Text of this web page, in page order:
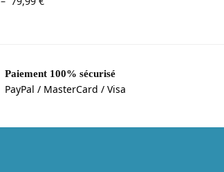
Paiement 100% sécurisé
PayPal / MasterCard / Visa